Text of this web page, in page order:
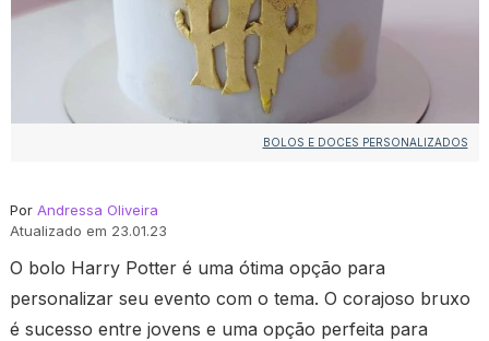
BOLOS E DOCES PERSONALIZADOS
PorAndressa Oliveira
Atualizado em 23.01.23
O bolo Harry Potter é uma ótima opção para
personalizar seu evento com o tema. O corajoso bruxo
é sucesso entre jovens e uma opção perfeita para